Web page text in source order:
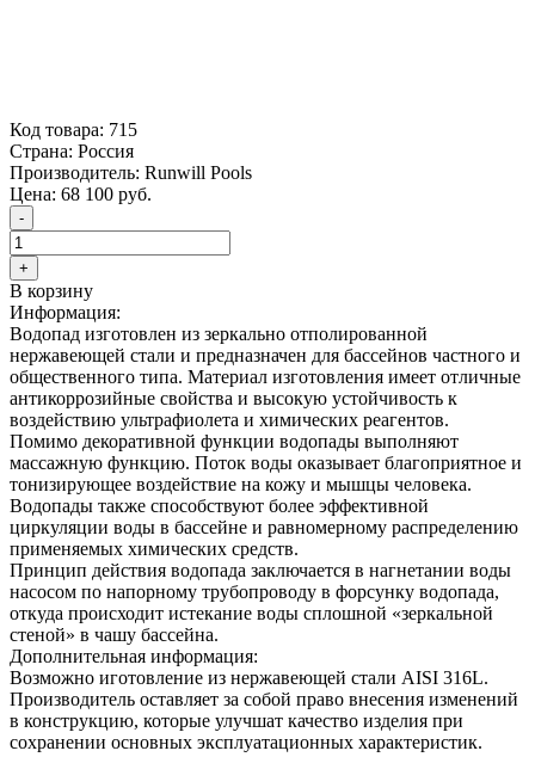
Код товара: 715
Страна: Россия
Производитель: Runwill Pools
Цена: 68 100 руб.
-
+
В корзину
Информация:
Водопад изготовлен из зеркально отполированной
нержавеющей стали и предназначен для бассейнов частного и
общественного типа. Материал изготовления имеет отличные
антикоррозийные свойства и высокую устойчивость к
воздействию ультрафиолета и химических реагентов.
Помимо декоративной функции водопады выполняют
массажную функцию. Поток воды оказывает благоприятное и
тонизирующее воздействие на кожу и мышцы человека.
Водопады также способствуют более эффективной
циркуляции воды в бассейне и равномерному распределению
применяемых химических средств.
Принцип действия водопада заключается в нагнетании воды
насосом по напорному трубопроводу в форсунку водопада,
откуда происходит истекание воды сплошной «зеркальной
стеной» в чашу бассейна.
Дополнительная информация:
Возможно иготовление из нержавеющей стали AISI 316L.
Производитель оставляет за собой право внесения изменений
в конструкцию, которые улучшат качество изделия при
сохранении основных эксплуатационных характеристик.